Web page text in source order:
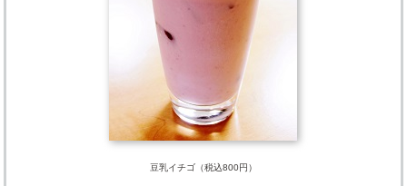
豆乳イチゴ（税込800円）